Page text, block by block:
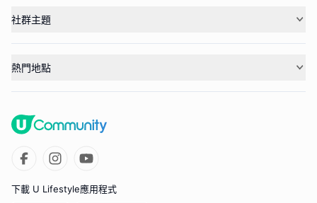
社群主題
熱門地點
下載 U Lifestyle應用程式